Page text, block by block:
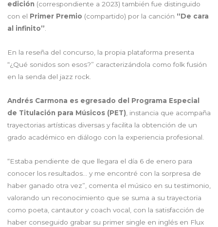
edición (correspondiente a 2023) también fue distinguido
con el Primer Premio (compartido) por la canción “De cara
al infinito”.
En la reseña del concurso, la propia plataforma presenta
“¿Qué sonidos son esos?” caracterizándola como folk fusión
en la senda del jazz rock.
Andrés Carmona es egresado del Programa Especial
de Titulación para Músicos (PET), instancia que acompaña
trayectorias artísticas diversas y facilita la obtención de un
grado académico en diálogo con la experiencia profesional.
“Estaba pendiente de que llegara el día 6 de enero para
conocer los resultados… y me encontré con la sorpresa de
haber ganado otra vez”, comenta el músico en su testimonio,
valorando un reconocimiento que se suma a su trayectoria
como poeta, cantautor y coach vocal, con la satisfacción de
haber conseguido grabar su primer single en inglés en Flux